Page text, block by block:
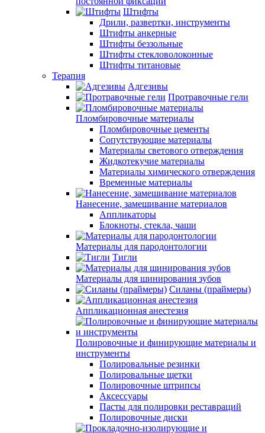
Штифты
Дрили, развертки, инструменты
Штифты анкерные
Штифты беззольные
Штифты стекловолоконные
Штифты титановые
Терапия
Адгезивы
Протравочные гели
Пломбировочные материалы
Пломбировочные цементы
Сопутствующие материалы
Материалы светового отверждения
Жидкотекучие материалы
Материалы химического отверждения
Временные материалы
Нанесение, замешивание материалов
Аппликаторы
Блокноты, стекла, чаши
Материалы для пародонтологии
Тигли
Материалы для шинирования зубов
Силаны (праймеры)
Аппликационная анестезия
Полировочные и финирующие материалы и
инструменты
Полировальные резинки
Полировальные щетки
Полировочные штрипсы
Аксессуары
Пасты для полировки реставраций
Полировочные диски